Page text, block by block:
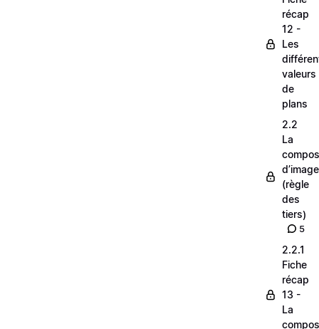
récap
12 -
Les
valeurs
de
plans
2.2
La
d’image
(règle
des
tiers)
5
2.2.1
Fiche
récap
13 -
La